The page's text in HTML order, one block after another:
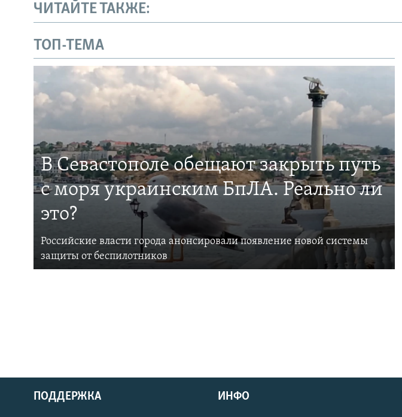
ЧИТАЙТЕ ТАКЖЕ:
ТОП-ТЕМА
В Севастополе обещают закрыть путь
с моря украинским БпЛА. Реально ли
это?
Российские власти города анонсировали появление новой системы
защиты от беспилотников
ПОДДЕРЖКА ИНФО